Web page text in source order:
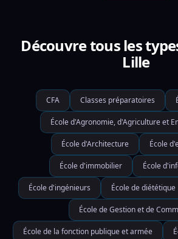
Découvre tous les
Lille
CFA Classes préparatoires
École d'Agronomie, d'Agriculture et
École d'Architecture École
École d'immobilier École
École d'ingénieurs École de diététique
École de Gestion et de
École de la fonction publique et armée